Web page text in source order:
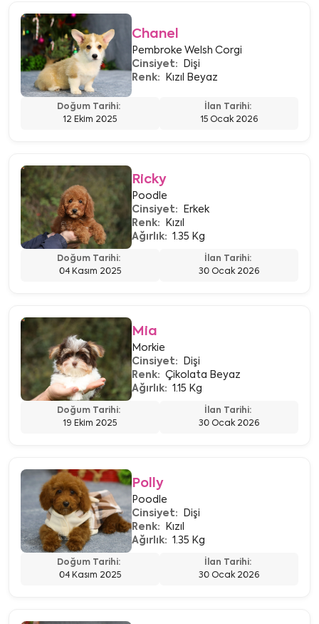
Chanel
Pembroke Welsh Corgi
Cinsiyet:
Dişi
Renk:
Kızıl Beyaz
Doğum Tarihi:
12 Ekim 2025
İlan Tarihi:
15 Ocak 2026
Ricky
Poodle
Cinsiyet:
Erkek
Renk:
Kızıl
Ağırlık: 1.35 Kg
Doğum Tarihi:
04 Kasım 2025
İlan Tarihi:
30 Ocak 2026
Mia
Morkie
Cinsiyet:
Dişi
Renk: Çikolata Beyaz
Ağırlık: 1.15 Kg
Doğum Tarihi:
19 Ekim 2025
İlan Tarihi:
30 Ocak 2026
Polly
Poodle
Cinsiyet:
Dişi
Renk:
Kızıl
Ağırlık: 1.35 Kg
Doğum Tarihi:
04 Kasım 2025
İlan Tarihi:
30 Ocak 2026